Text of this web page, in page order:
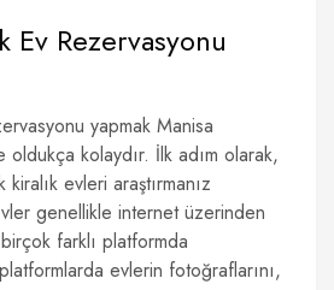
Ev Rezervasyonu
yapmak Manisa
kolaydır. İlk adım olarak,
evleri araştırmanız
genellikle internet üzerinden
farklı platformda
evlerin fotoğraflarını,